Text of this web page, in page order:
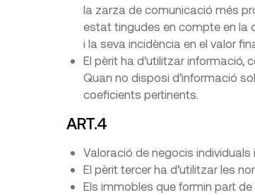
la zarza de comunicació més
estat tingudes en compte en la
i la seva incidència en el valor
El pèrit ha d’utilitzar informació,
Quan no disposi d’informació
coeficients pertinents.
ART.4
Valoració de negocis
El pèrit tercer ha d’utilitzar les
Els immobles que formin part de